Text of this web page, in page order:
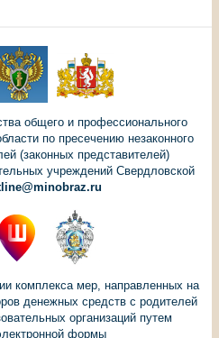
общего и профессионального
по пресечению незаконного
(законных представителей)
учреждений Свердловской
комплекса мер, направленных на
денежных средств с родителей
организаций путем
формы